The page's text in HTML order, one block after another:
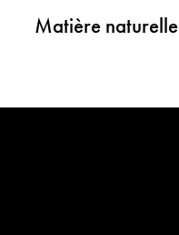
Matière naturelle